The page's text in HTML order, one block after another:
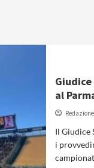
al
Redazione
Il Giudice
i